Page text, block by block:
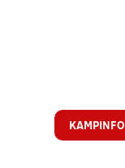
KAMPINFO